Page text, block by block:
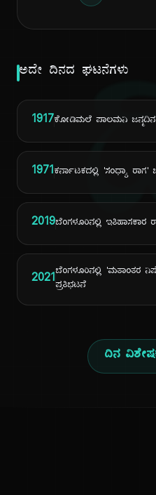
ಅದೇ ದಿನದ ಘಟನೆಗಳು
1917ಕೋಡಿಮಲೆ ಪಾಲಮನಿ ಜನ್ಮದಿನ
1971ಕರ್ನಾಟಕದಲ್ಲಿ 'ಸಂಧ್ಯಾ
2019ಬೆಂಗಳೂರಿನಲ್ಲಿ ಇತಿಹಾಸಕಾರ
2021ಬೆಂಗಳೂರಿನಲ್ಲಿ 'ಮತಾಂತರ
ಪ್ರತಿಭಟನೆ
ದಿನ